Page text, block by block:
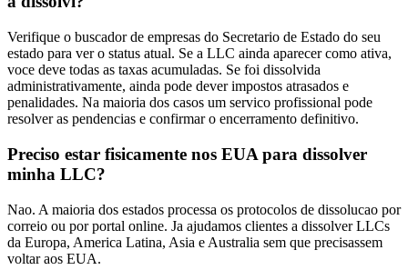
Verifique o buscador de empresas do Secretario de Estado do seu
estado para ver o status atual. Se a LLC ainda aparecer como ativa,
voce deve todas as taxas acumuladas. Se foi dissolvida
administrativamente, ainda pode dever impostos atrasados e
penalidades. Na maioria dos casos um servico profissional pode
resolver as pendencias e confirmar o encerramento definitivo.
Preciso estar fisicamente nos EUA para dissolver
minha LLC?
Nao. A maioria dos estados processa os protocolos de dissolucao por
correio ou por portal online. Ja ajudamos clientes a dissolver LLCs
da Europa, America Latina, Asia e Australia sem que precisassem
voltar aos EUA.